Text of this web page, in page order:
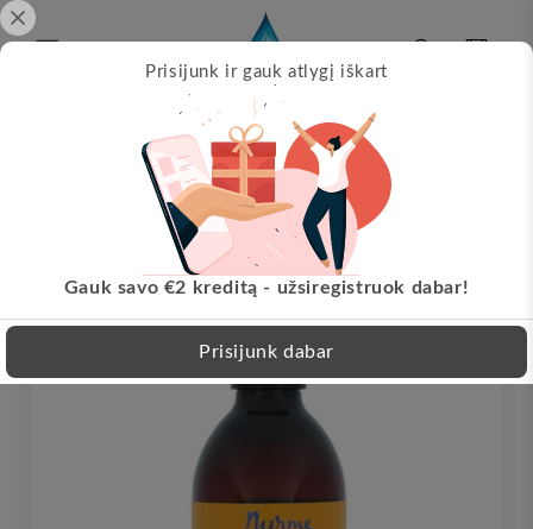
Pereikite
prie
turinio
Nemokamas pristatymas nuo 30 EUR!
Prisijunk ir gauk atlygį iškart
Gauk savo €2 kreditą - užsiregistruok dabar!
Prisijunk dabar